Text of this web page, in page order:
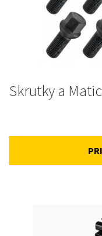
Skrutky a